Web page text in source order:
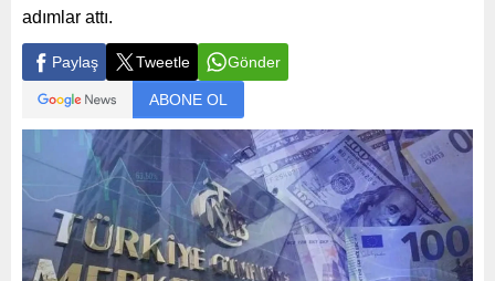
adımlar attı.
Paylaş Tweetle Gönder
ABONE OL